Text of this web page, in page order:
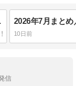
7日 2026年7月まと
10日前
信